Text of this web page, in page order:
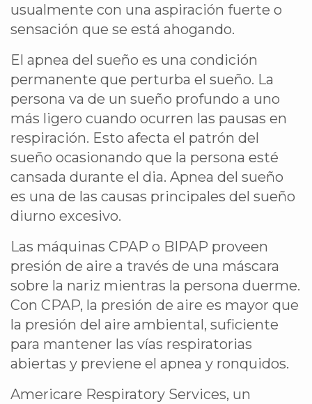
usualmente con una aspiración fuerte o
sensación que se está ahogando.
El apnea del sueño es una condición
permanente que perturba el sueño. La
persona va de un sueño profundo a uno
más ligero cuando ocurren las pausas en
respiración. Esto afecta el patrón del
sueño ocasionando que la persona esté
cansada durante el dia. Apnea del sueño
es una de las causas principales del sueño
diurno excesivo.
Las máquinas CPAP o BIPAP proveen
presión de aire a través de una máscara
sobre la nariz mientras la persona duerme.
Con CPAP, la presión de aire es mayor que
la presión del aire ambiental, suficiente
para mantener las vías respiratorias
abiertas y previene el apnea y ronquidos.
Americare Respiratory Services, un